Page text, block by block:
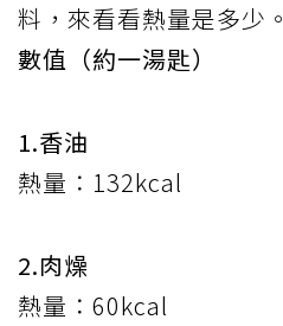
料，來看看熱量是多少。
數值（約一湯匙）
1.香油
熱量：132kcal
2.肉燥
熱量：60kcal